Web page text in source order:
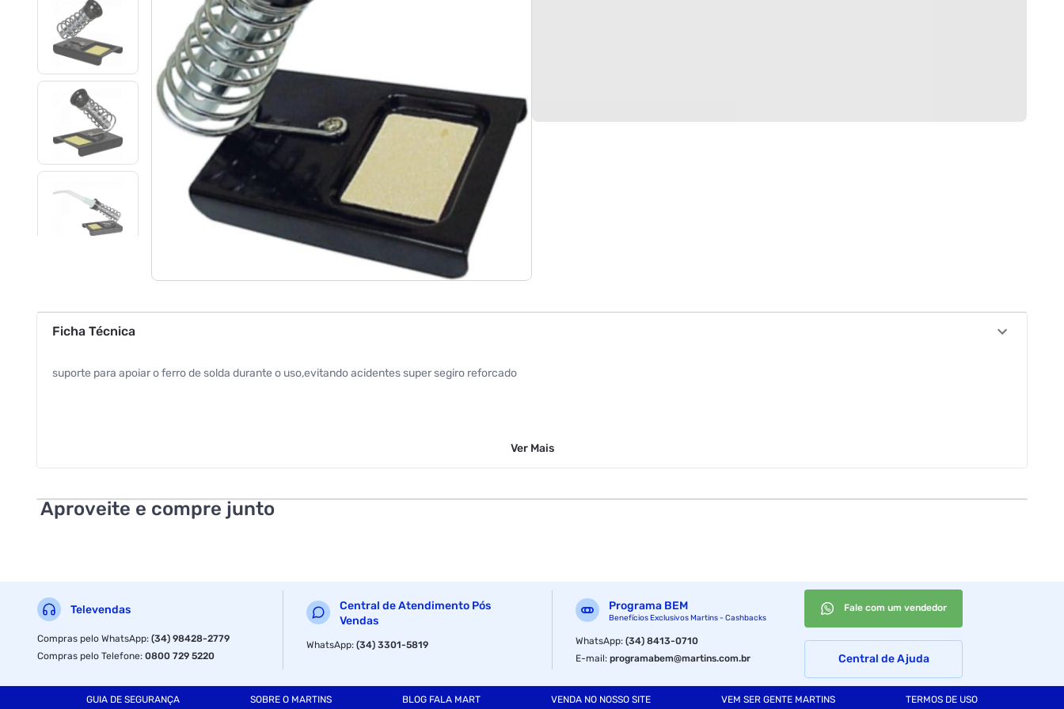
Ficha Técnica
suporte para apoiar o ferro de solda durante o uso,evitando acidentes super segiro reforcado
Ver Mais
Aproveite e compre junto
Televendas
Compras pelo WhatsApp:(34) 98428-2779
Compras pelo Telefone:0800 729 5220
Central de Atendimento Pós
Vendas
WhatsApp:(34) 3301-5819
Programa BEM
Benefícios Exclusivos Martins - Cashbacks
WhatsApp:(34) 8413-0710
E-mail:programabem@martins.com.br
Fale com um vendedor
Central de Ajuda
GUIA DE SEGURANÇA SOBRE O MARTINS BLOG FALA MART VENDA NO NOSSO SITE VEM SER GENTE MARTINS TERMOS DE USO